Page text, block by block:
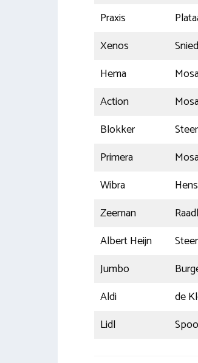
Praxis
Xenos
Hema
Action
Blokker
Primera
Wibra
Zeeman
Albert Heijn
Jumbo
Aldi
de
Lidl